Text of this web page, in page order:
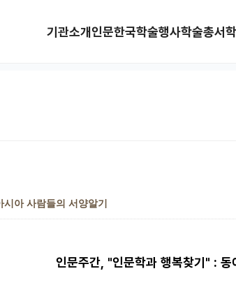
기관소개인문한국학술행사학술총서
아 사람들의 서양알기
인문주간, "인문학과 행복찾기" : 동